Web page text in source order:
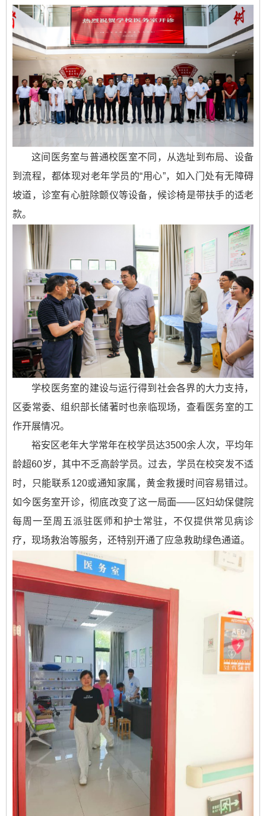
这间医务室与普通校医室不同，从选址到布局、设备
到流程，都体现对老年学员的“用心”，如入门处有无障碍
坡道，诊室有心脏除颤仪等设备，候诊椅是带扶手的适老
款。
学校医务室的建设与运行得到社会各界的大力支持，
区委常委、组织部长储著时也亲临现场，查看医务室的工
作开展情况。
裕安区老年大学常年在校学员达3500余人次，平均年
龄超60岁，其中不乏高龄学员。过去，学员在校突发不适
时，只能联系120或通知家属，黄金救援时间容易错过。
如今医务室开诊，彻底改变了这一局面——区妇幼保健院
每周一至周五派驻医师和护士常驻，不仅提供常见病诊
疗，现场救治等服务，还特别开通了应急救助绿色通道。